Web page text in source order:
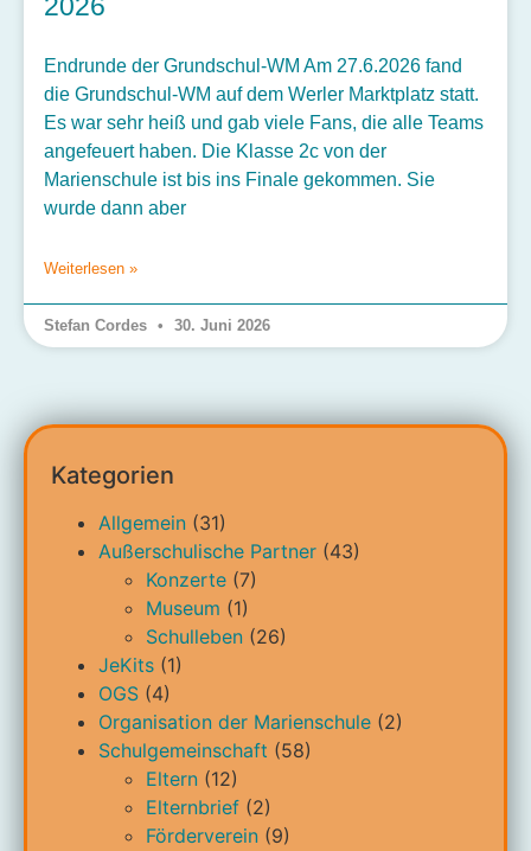
Endrunde der Grundschul-WM Am 27.6.2026 fand
die Grundschul-WM auf dem Werler Marktplatz statt.
Es war sehr heiß und gab viele Fans, die alle Teams
angefeuert haben. Die Klasse 2c von der
Marienschule ist bis ins Finale gekommen. Sie
wurde dann aber
Weiterlesen »
Stefan Cordes 30. Juni 2026
Kategorien
Allgemein (31)
Außerschulische Partner (43)
Konzerte (7)
Museum (1)
Schulleben (26)
JeKits (1)
OGS (4)
Organisation der Marienschule (2)
Schulgemeinschaft (58)
Eltern (12)
Elternbrief (2)
Förderverein (9)